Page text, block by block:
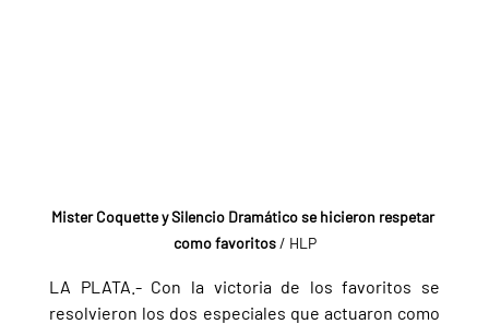
Mister Coquette y Silencio Dramático se hicieron respetar
como favoritos / HLP
LA PLATA.- Con la victoria de los favoritos se
resolvieron los dos especiales que actuaron como